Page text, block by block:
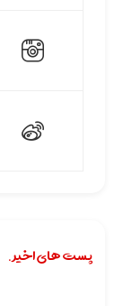
پست های اخیر.